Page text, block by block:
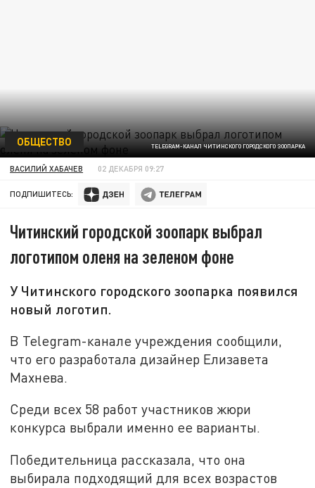
TELEGRAM-КАНАЛ ЧИТИНСКОГО ГОРОДСКОГО ЗООПАРКА
ОБЩЕСТВО
ВАСИЛИЙ ХАБАЧЕВ 02 ДЕКАБРЯ 09:27
ПОДПИШИТЕСЬ:
Читинский городской зоопарк выбрал
логотипом оленя на зеленом фоне
У Читинского городского зоопарка появился
новый логотип.
В Telegram-канале учреждения сообщили,
что его разработала дизайнер Елизавета
Махнева.
Среди всех 58 работ участников жюри
конкурса выбрали именно ее варианты.
Победительница рассказала, что она
выбирала подходящий для всех возрастов